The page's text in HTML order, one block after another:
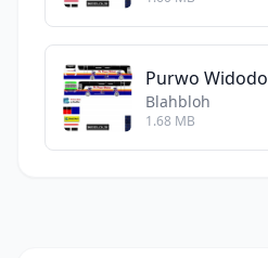
Purwo Widodo
Blahbloh
1.68 MB